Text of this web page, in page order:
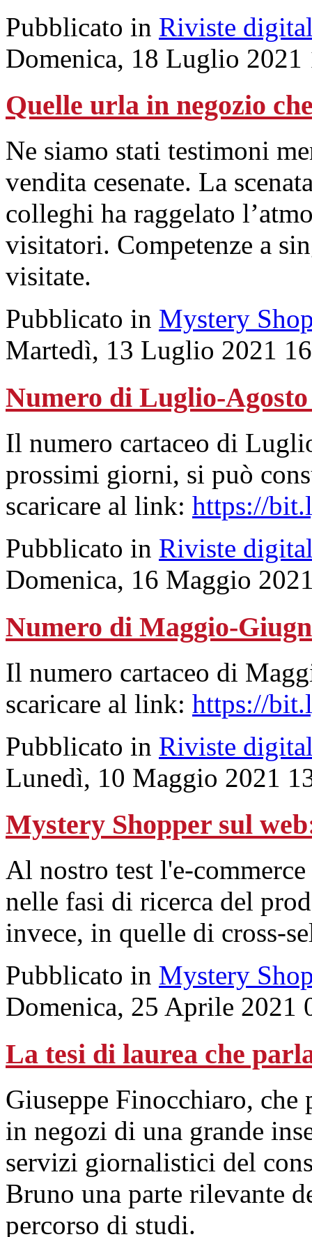
Pubblicato in Riviste
Domenica, 18 Luglio 2021
Quelle urla in negozio
Ne siamo stati testimoni
vendita cesenate. La
colleghi ha raggelato
visitatori. Competenze a
visitate.
Pubblicato in Mystery
Martedì, 13 Luglio 2021
Numero di Luglio-Agosto
Il numero cartaceo di
prossimi giorni, si può
scaricare al link: https://
Pubblicato in Riviste
Domenica, 16 Maggio
Numero di Maggio-
Il numero cartaceo di
scaricare al link: https://
Pubblicato in Riviste
Lunedì, 10 Maggio 2021
Mystery Shopper sul
Al nostro test l'e-
nelle fasi di ricerca del
invece, in quelle di cross-
Pubblicato in Mystery
Domenica, 25 Aprile 2021
La tesi di laurea che
Giuseppe Finocchiaro,
in negozi di una grande
servizi giornalistici del
Bruno una parte rilevante
percorso di studi.